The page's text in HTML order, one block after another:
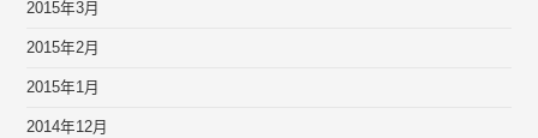
2015年3月
2015年2月
2015年1月
2014年12月